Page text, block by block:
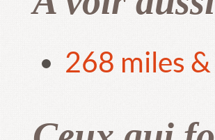
268 miles